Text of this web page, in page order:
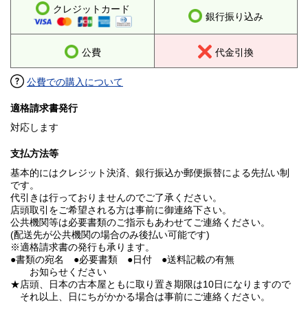
クレジットカード
銀行振り込み
公費 代金引換
公費での購入について
適格請求書発行
対応します
支払方法等
基本的にはクレジット決済、銀行振込か郵便振替による先払い制
です。
代引きは行っておりませんのでご了承ください。
店頭取引をご希望される方は事前に御連絡下さい。
公共機関等は必要書類のご指示もあわせてご連絡ください。
(配送先が公共機関の場合のみ後払い可能です)
※適格請求書の発行も承ります。
●書類の宛名 ●必要書類 ●日付 ●送料記載の有無
お知らせください
★店頭、日本の古本屋ともに取り置き期限は10日になりますので
それ以上、日にちがかかる場合は事前にご連絡ください。